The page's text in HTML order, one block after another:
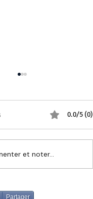
sagesse et
: l'art de
0.0/5 (0)
et noter...
Partager